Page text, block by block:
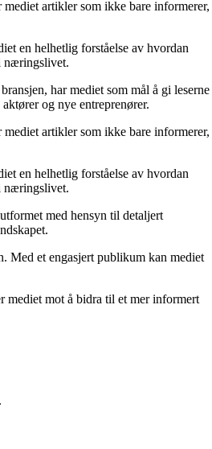
artikler som ikke bare informerer,
en helhetlig forståelse av hvordan
næringslivet.
har mediet som mål å gi leserne
og nye entreprenører.
artikler som ikke bare informerer,
en helhetlig forståelse av hvordan
næringslivet.
med hensyn til detaljert
Med et engasjert publikum kan mediet
mediet mot å bidra til et mer informert